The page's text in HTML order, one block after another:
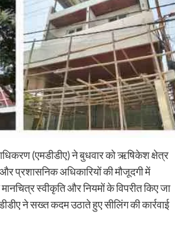
(एमडीडीए) ने बुधवार को ऋषिकेश क्षेत्र
प्रशासनिक अधिकारियों की मौजूदगी में
स्वीकृति और नियमों के विपरीत किए जा
ने सख्त कदम उठाते हुए सीलिंग की कार्रवाई